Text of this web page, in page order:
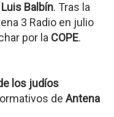
Balbín. Tras la
3 Radio en julio
por la COPE.
los judíos
de Antena